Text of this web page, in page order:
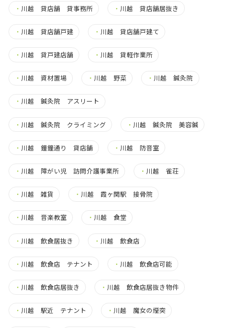
・ 川越 貸店舗 貸事務所 ・ 川越 貸店舗居抜き
・ 川越 貸店舗戸建 ・ 川越 貸店舗戸建て
・ 川越 貸戸建店舗 ・ 川越 貸軽作業所
・ 川越 資材置場 ・ 川越 野菜 ・ 川越 鍼灸院
・ 川越 鍼灸院 アスリート
・ 川越 鍼灸院 クライミング ・ 川越 鍼灸院 美容鍼
・ 川越 鐘鐘通り 貸店舗 ・ 川越 防音室
・ 川越 障がい児 訪問介護事業所 ・ 川越 雀荘
・ 川越 雑貨 ・ 川越 霞ヶ関駅 接骨院
・ 川越 音楽教室 ・ 川越 食堂
・ 川越 飲食居抜き ・ 川越 飲食店
・ 川越 飲食店 テナント ・ 川越 飲食店可能
・ 川越 飲食店居抜き ・ 川越 飲食店居抜き物件
・ 川越 駅近 テナント ・ 川越 魔女の煙突